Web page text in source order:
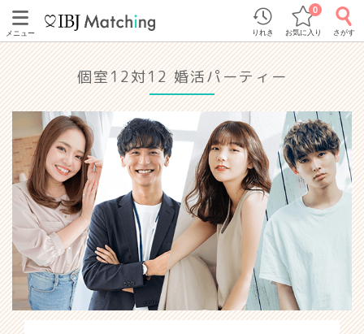
メニュー りれき お気に入り
0
さがす
個室12対12 婚活パーティー